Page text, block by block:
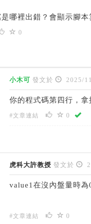
哪裡出錯？會顯示腳本
0
小木可 發文於 2025/
你的程式碼第四行，拿
#文章連結 0
虎科大許教授 發文於
value1在沒內盤量時為
#文章連結 0